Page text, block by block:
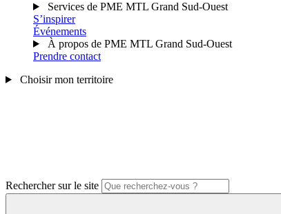
Services de PME MTL Grand Sud-Ouest
S’inspirer
Événements
À propos de PME MTL Grand Sud-Ouest
Prendre contact
Choisir mon territoire
Rechercher sur le site